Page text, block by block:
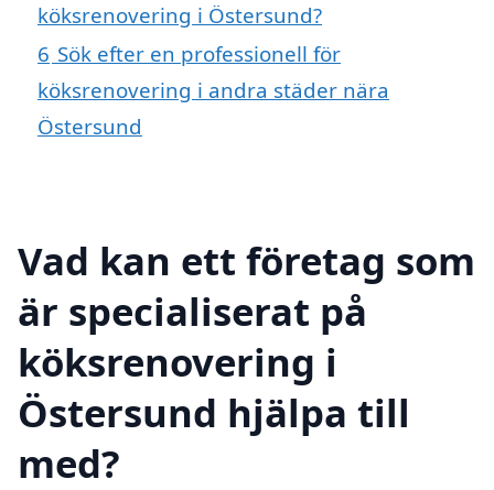
köksrenovering i Östersund?
6 Sök efter en professionell för
köksrenovering i andra städer nära
Östersund
Vad kan ett företag som
är specialiserat på
köksrenovering i
Östersund hjälpa till
med?